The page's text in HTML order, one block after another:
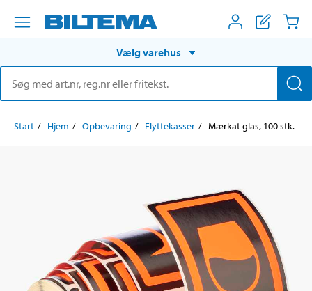
Vælg varehus
Start Hjem Opbevaring Flyttekasser Mærkat glas, 100 stk.